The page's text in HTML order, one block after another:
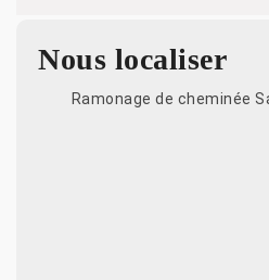
Nous localiser
Ramonage de cheminée